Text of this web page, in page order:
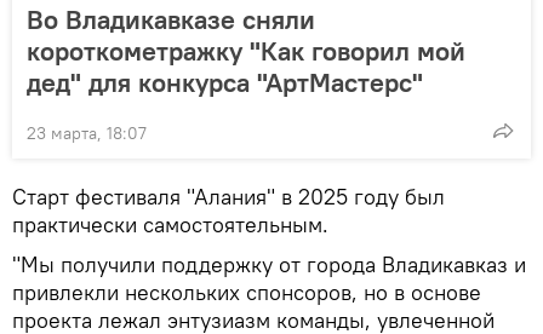
Во Владикавказе сняли
короткометражку "Как говорил мой
дед" для конкурса "АртМастерс"
23 марта, 18:07
Старт фестиваля "Алания" в 2025 году был
практически самостоятельным.
"Мы получили поддержку от города Владикавказ и
привлекли нескольких спонсоров, но в основе
проекта лежал энтузиазм команды, увлеченной